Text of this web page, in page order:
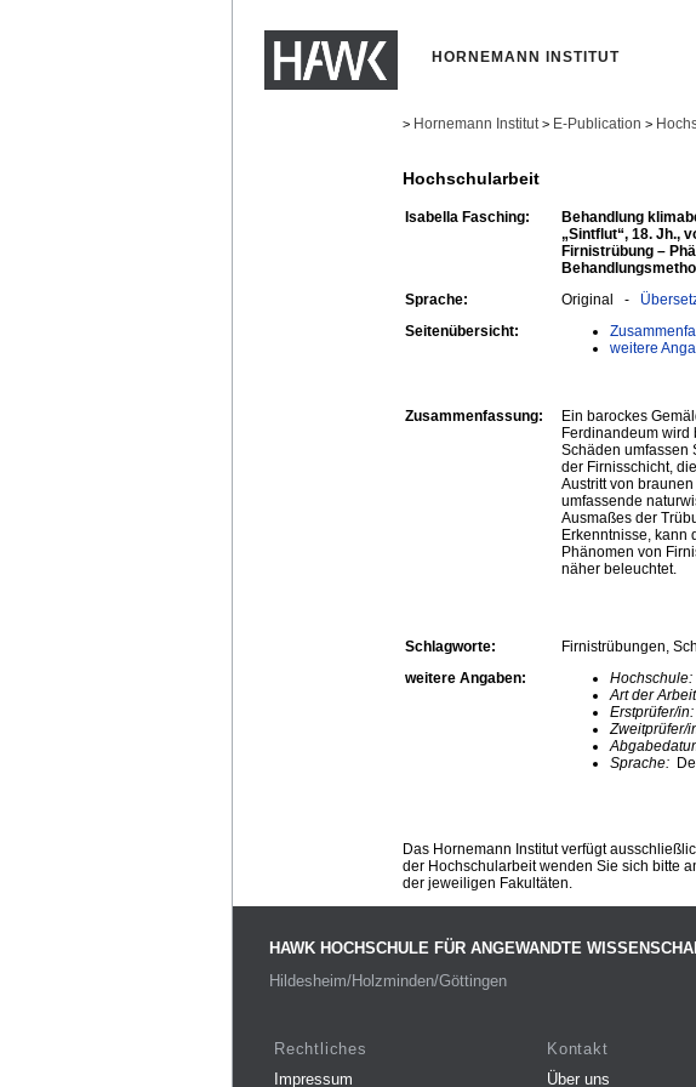
HORNEMANN INSTITUT
> Hornemann Institut > E-Publication >
Hochschularbeit
Isabella Fasching:
Behandlung
„Sintflut“, 18. Jh.,
Firnistrübung –
Sprache: Original -
Seitenübersicht:
weitere
Zusammenfassung:
Ein barockes
Ferdinandeum wird
Schäden umfassen
der Firnisschicht,
Austritt von
umfassende
Ausmaßes der
Erkenntnisse, kann
Phänomen von
näher beleuchtet.
Schlagworte:
Firnistrübungen,
weitere Angaben:
Hochschule:
Art der
Erstprüfer/in:
Zweitprüfer/
Sprache:
Das Hornemann Institut verfügt
der Hochschularbeit wenden Sie sich bitte
der jeweiligen Fakultäten.
HAWK HOCHSCHULE FÜR ANGEWANDTE
Hildesheim/Holzminden/Göttingen
Rechtliches
Impressum
Kontakt
Über uns